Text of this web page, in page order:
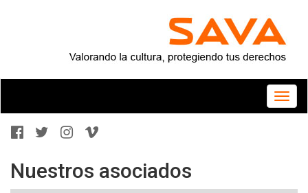
Toggle
Nuestros asociados